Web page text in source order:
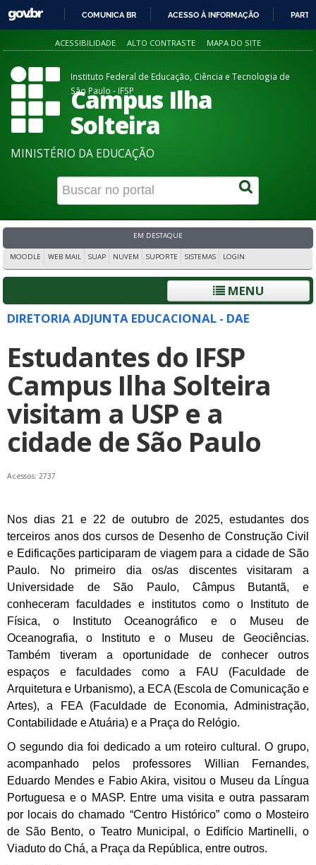
PARA
CONTEÚDO
COMUNICA BR ACESSO À INFORMAÇÃO
ACESSIBILIDADE ALTO CONTRASTE MAPA DO SITE
Instituto Federal de Educação, Ciência e Tecnologia de
São Paulo - IFSP
Campus Ilha
Solteira
MINISTÉRIO DA EDUCAÇÃO
EM DESTAQUE
MOODLE WEB MAIL SUAP NUVEM SUPORTE SISTEMAS LOGIN
MENU
DIRETORIA ADJUNTA EDUCACIONAL - DAE
Estudantes do IFSP
Campus Ilha Solteira
visitam a USP e a
cidade de São Paulo
Acessos: 2737
Nos dias 21 e 22 de outubro de 2025, estudantes dos
terceiros anos dos cursos de Desenho de Construção Civil
e Edificações participaram de viagem para a cidade de São
Paulo. No primeiro dia os/as discentes visitaram a
Universidade de São Paulo, Câmpus Butantã, e
conheceram faculdades e institutos como o Instituto de
Física, o Instituto Oceanográfico e o Museu de
Oceanografia, o Instituto e o Museu de Geociências.
Também tiveram a oportunidade de conhecer outros
espaços e faculdades como a FAU (Faculdade de
Arquitetura e Urbanismo), a ECA (Escola de Comunicação e
Artes), a FEA (Faculdade de Economia, Administração,
Contabilidade e Atuária) e a Praça do Relógio.
O segundo dia foi dedicado a um roteiro cultural. O grupo,
acompanhado pelos professores Willian Fernandes,
Eduardo Mendes e Fabio Akira, visitou o Museu da Língua
Portuguesa e o MASP. Entre uma visita e outra passaram
por locais do chamado “Centro Histórico” como o Mosteiro
de São Bento, o Teatro Municipal, o Edifício Martinelli, o
Viaduto do Chá, a Praça da República, entre outros.